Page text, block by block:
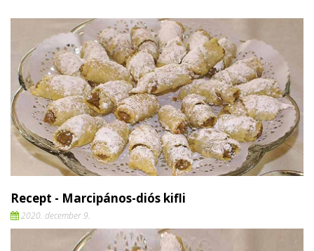
Recept - Marcipános-diós kifli
2020. december 9.